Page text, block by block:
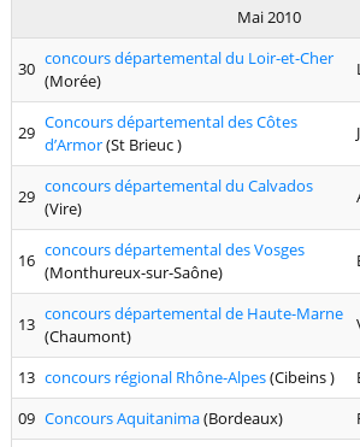
Mai 2010
30 concours départemental du Loir-et-Cher
(Morée)
29 Concours départemental des Côtes
d’Armor(St Brieuc )
29 concours départemental du Calvados
(Vire)
16 concours départemental des Vosges
(Monthureux-sur-Saône)
13 concours départemental de Haute-Marne
(Chaumont)
13 concours régional Rhône-Alpes(Cibeins )
09 Concours Aquitanima(Bordeaux)